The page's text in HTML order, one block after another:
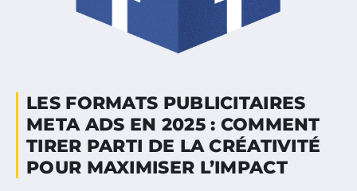
LES FORMATS PUBLICITAIRES
META ADS EN 2025 : COMMENT
TIRER PARTI DE LA CRÉATIVITÉ
POUR MAXIMISER L’IMPACT